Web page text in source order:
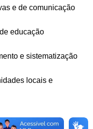
e de comunicação
educação
e sistematização
locais e